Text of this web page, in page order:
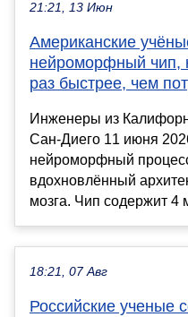
21:21, 13 Июн
Американские
нейроморфный чип,
раз быстрее, чем
Инженеры из
Сан-Диего 11 июня
нейроморфный
вдохновлённый
мозга. Чип содержит 4
18:21, 07 Авг
Российские ученые